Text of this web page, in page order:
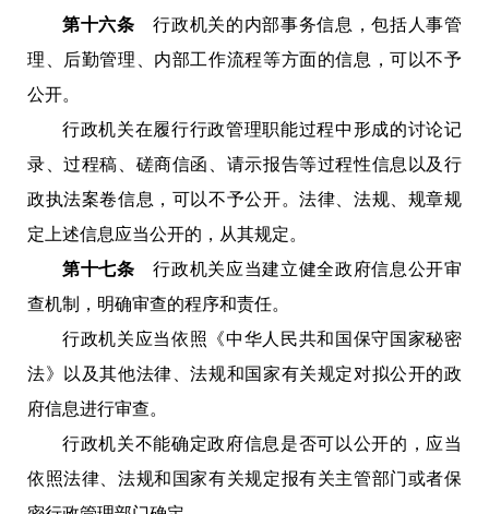
第十六条
行政机关的内部事务信息，包括人事管
理、后勤管理、内部工作流程等方面的信息，可以不予
公开。
行政机关在履行行政管理职能过程中形成的讨论记
录、过程稿、磋商信函、请示报告等过程性信息以及行
政执法案卷信息，可以不予公开。法律、法规、规章规
定上述信息应当公开的，从其规定。
第十七条
行政机关应当建立健全政府信息公开审
查机制，明确审查的程序和责任。
行政机关应当依照《中华人民共和国保守国家秘密
法》以及其他法律、法规和国家有关规定对拟公开的政
府信息进行审查。
行政机关不能确定政府信息是否可以公开的，应当
依照法律、法规和国家有关规定报有关主管部门或者保